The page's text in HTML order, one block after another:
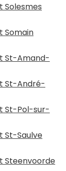
Solesmes
Somain
St-Amand-
St-André-
St-Pol-sur-
St-Saulve
Steenvoorde